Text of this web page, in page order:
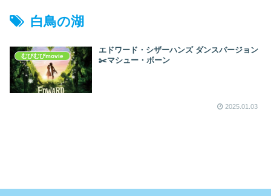
白鳥の湖
むびむびmovie
エドワード・シザーハンズ ダンスバージョン
✂️マシュー・ボーン
2025.01.03